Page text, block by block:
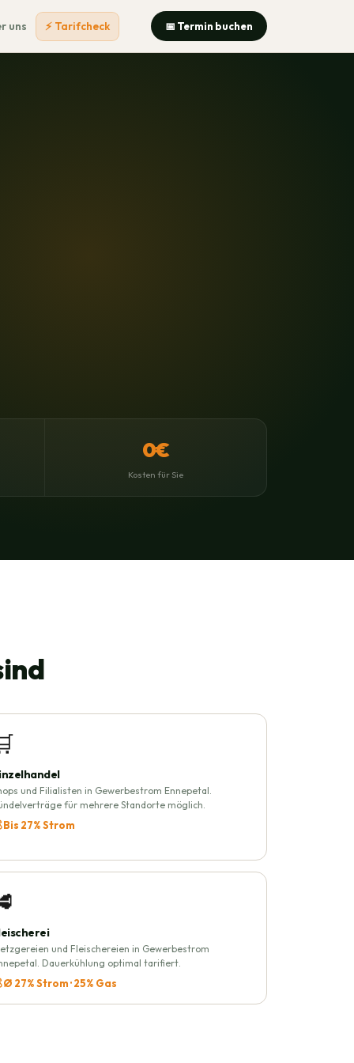
uns ⚡ Tarifcheck 📅 Termin buchen
0€
Kosten für Sie
und Filialisten in Gewerbestrom Ennepetal.
für mehrere Standorte möglich.
Bis 27% Strom
und Fleischereien in Gewerbestrom
Dauerkühlung optimal tarifiert.
Ø 27% Strom · 25% Gas